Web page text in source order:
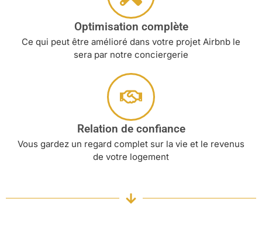
Optimisation complète
Ce qui peut être amélioré dans votre projet Airbnb le
sera par notre conciergerie
Relation de confiance
Vous gardez un regard complet sur la vie et le revenus
de votre logement